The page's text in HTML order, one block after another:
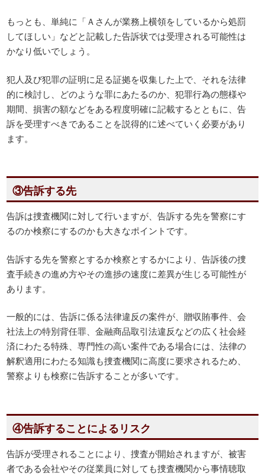
もっとも、単純に「Ａさんが業務上横領をしているから処罰
してほしい」などと記載した告訴状では受理される可能性は
かなり低いでしょう。
犯人及び犯罪の証明に足る証拠を収集した上で、それを法律
的に検討し、どのような罪にあたるのか、犯罪行為の態様や
期間、損害の額などをある程度明確に記載するとともに、告
訴を受理すべきであることを説得的に述べていく必要があり
ます。
③告訴する先
告訴は捜査機関に対して行いますが、告訴する先を警察にす
るのか検察にするのかも大きなポイントです。
告訴する先を警察とするか検察とするかにより、告訴後の捜
査手続きの進め方やその進捗の速度に差異が生じる可能性が
あります。
一般的には、告訴に係る法律違反の案件が、贈収賄事件、会
社法上の特別背任罪、金融商品取引法違反などの広く社会経
済にわたる特殊、専門性の高い案件である場合には、法律の
解釈適用にわたる知識も捜査機関に高度に要求されるため、
警察よりも検察に告訴することが多いです。
④告訴することによるリスク
告訴が受理されることにより、捜査が開始されますが、被害
者である会社やその従業員に対しても捜査機関から事情聴取